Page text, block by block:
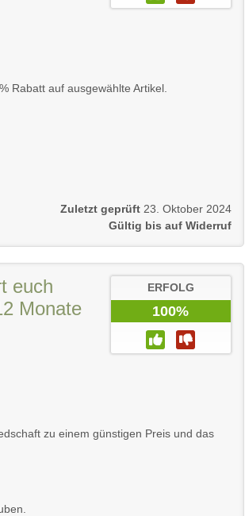
Rabatt auf ausgewählte Artikel.
Zuletzt geprüft 23. Oktober 2024
Gültig bis auf Widerruf
euch
Monate
ERFOLG
100%
zu einem günstigen Preis und das